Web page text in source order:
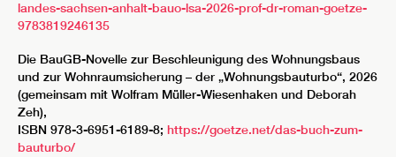
landes-sachsen-anhalt-bauo-lsa-2026-prof-dr-roman-goetze-
9783819246135
Die BauGB-Novelle zur Beschleunigung des Wohnungsbaus
und zur Wohnraumsicherung – der „Wohnungsbauturbo“, 2026
(gemeinsam mit Wolfram Müller-Wiesenhaken und Deborah
Zeh),
ISBN 978-3-6951-6189-8; https://goetze.net/das-buch-zum-
bauturbo/